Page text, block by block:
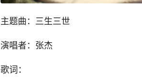
主题曲：三生三世
演唱者：张杰
歌词：